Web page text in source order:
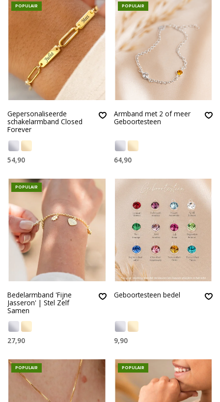
POPULAIR
Gepersonaliseerde
schakelarmband Closed
Forever
54,90
POPULAIR
Armband met 2 of meer
Geboortesteen
64,90
POPULAIR
Bedelarmband 'Fijne
Jasseron' | Stel Zelf
Samen
27,90
Geboortesteen bedel
9,90
POPULAIR POPULAIR